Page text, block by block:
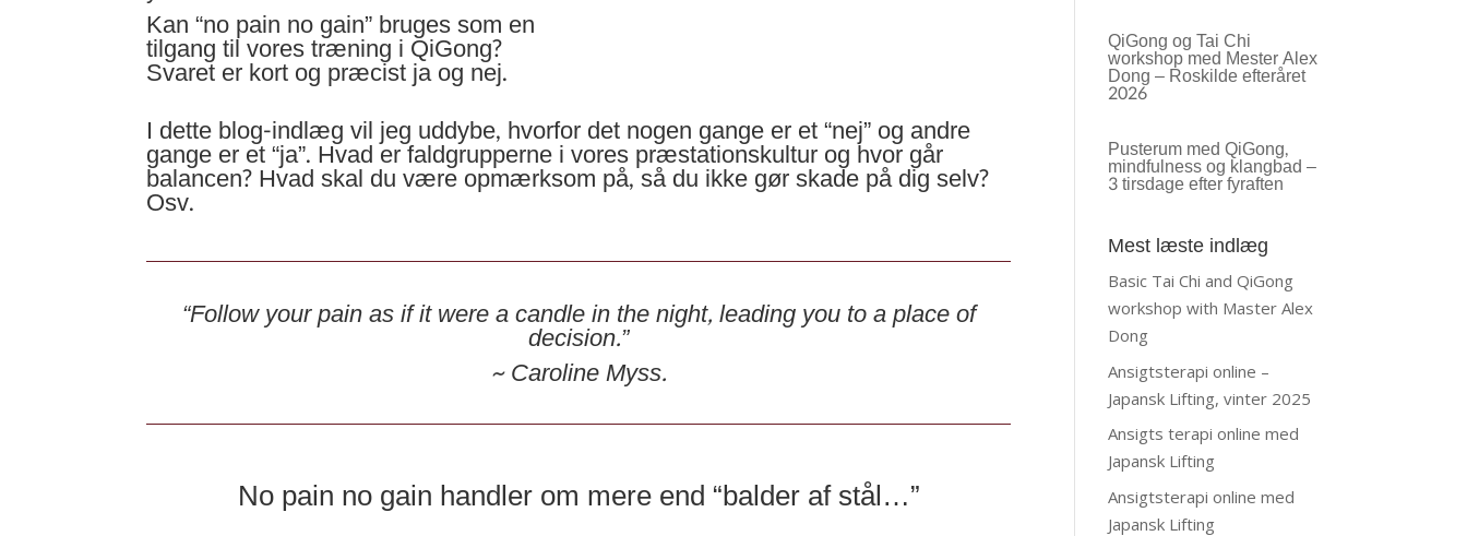
Kan “no pain no gain” bruges som en
tilgang til vores træning i QiGong?
Svaret er kort og præcist ja og nej.
I dette blog-indlæg vil jeg uddybe, hvorfor det nogen gange er et “nej” og andre
gange er et “ja”. Hvad er faldgrupperne i vores præstationskultur og hvor går
balancen? Hvad skal du være opmærksom på, så du ikke gør skade på dig selv?
Osv.
“Follow your pain as if it were a candle in the night, leading you to a place of
decision.”
~ Caroline Myss.
No pain no gain handler om mere end “balder af stål…”
QiGong og Tai Chi
workshop med Mester Alex
Dong – Roskilde efteråret
2026
Pusterum med QiGong,
mindfulness og klangbad –
3 tirsdage efter fyraften
Mest læste indlæg
Basic Tai Chi and QiGong
workshop with Master Alex
Dong
Ansigtsterapi online –
Japansk Lifting, vinter 2025
Ansigts terapi online med
Japansk Lifting
Ansigtsterapi online med
Japansk Lifting